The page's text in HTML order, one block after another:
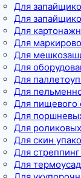
Для
Для
Для
Для
Для
Для
Для
Для
Для пищевого
Для
Для
Для скин
Для
Для